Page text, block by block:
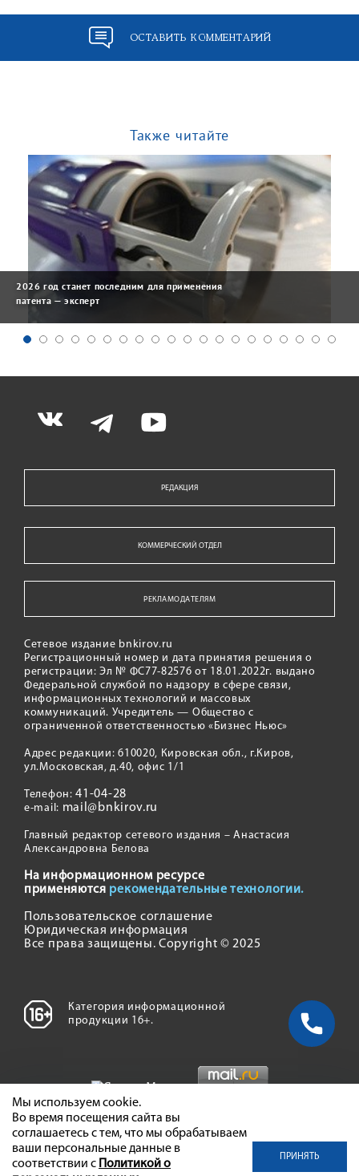
ОСТАВИТЬ КОММЕНТАРИЙ
Также читайте
2026 год станет последним для применения
патента — эксперт
РЕДАКЦИЯ
КОММЕРЧЕСКИЙ ОТДЕЛ
РЕКЛАМОДАТЕЛЯМ
Сетевое издание bnkirov.ru
Регистрационный номер и дата принятия решения о
регистрации: Эл № ФС77-82576 от 18.01.2022г. выдано
Федеральной службой по надзору в сфере связи,
информационных технологий и массовых
коммуникаций. Учредитель — Общество с
ограниченной ответственностью «Бизнес Ньюс»
Адрес редакции: 610020, Кировская обл., г.Киров,
ул.Московская, д.40, офис 1/1
Телефон:41-04-28
e-mail: mail@bnkirov.ru
Главный редактор сетевого издания – Анастасия
Александровна Белова
На информационном ресурсе
применяются рекомендательные технологии.
Пользовательское соглашение
Юридическая информация
Все права защищены. Copyright © 2025
Категория информационной
продукции 16+.
Мы используем cookie.
Во время посещения сайта вы
соглашаетесь с тем, что мы обрабатываем
ваши персональные данные в
соответствии с Политикой о
ПРИНЯТЬ